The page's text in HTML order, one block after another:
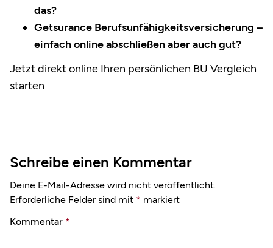
das?
Getsurance Berufsunfähigkeitsversicherung –
einfach online abschließen aber auch gut?
Jetzt direkt online Ihren persönlichen BU Vergleich
starten
Schreibe einen Kommentar
Deine E-Mail-Adresse wird nicht veröffentlicht.
Erforderliche Felder sind mit * markiert
Kommentar *